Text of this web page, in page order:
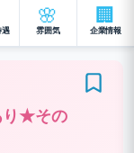
遇
🌸
雰囲気
🏢
企業情報
り★その